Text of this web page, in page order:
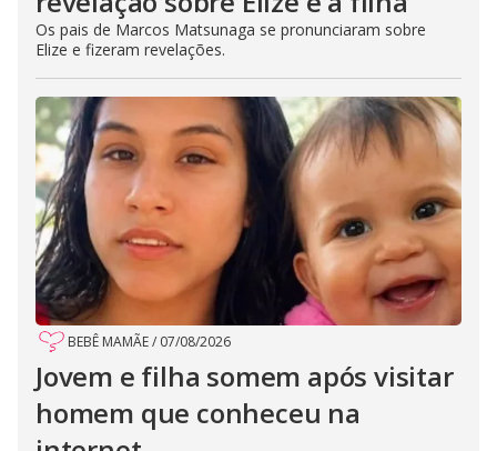
Os pais de Marcos Matsunaga se pronunciaram sobre
Elize e fizeram revelações.
BEBÊ MAMÃE/ 07/08/2026
Jovem e filha somem após visitar
homem que conheceu na